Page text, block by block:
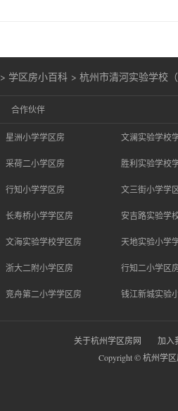
> 学区房小百科 >杭州市清河实验学校
合作伙伴
星洲小学学区房 文澜实验学校
采荷二小学区房 胜利实验学校
行知小学学区房 文三街小学学
长寿桥小学学区房 安吉路实验学
文海实验学校学区房 天地实验小学
浙大二附小学区房 行知二小学区
竞舟第二小学学区房 钱江新城实验
关于杭州学区房网
加入
Copyright © 杭州学